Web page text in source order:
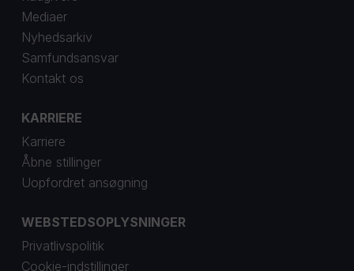
Mediaer
Nyhedsarkiv
Samfundsansvar
Kontakt os
KARRIERE
Karriere
Åbne stillinger
Uopfordret ansøgning
WEBSTEDSOPLYSNINGER
Privatlivspolitik
Cookie-indstillinger